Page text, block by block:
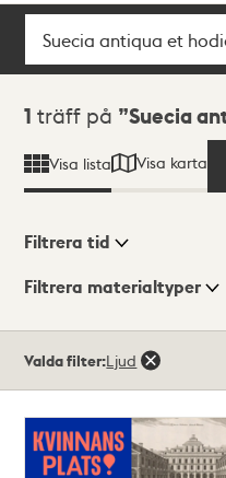
Sök
Sökresultat
1 träff på Suecia
Visa lista Visa karta
Visningsläge
Filtrera tid
Filtrera materialtyper
träffar
Valda filter:Ljud